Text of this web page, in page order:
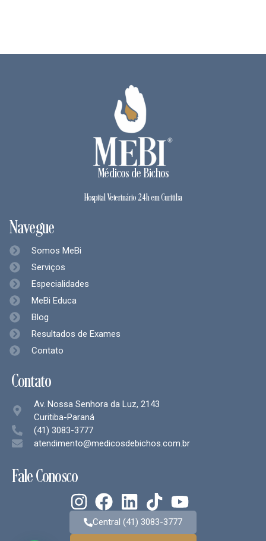
Médicos de Bichos
Hospital Veterinário 24h em Curitiba
Navegue
Somos MeBi
Serviços
Especialidades
MeBi Educa
Blog
Resultados de Exames
Contato
Contato
Av. Nossa Senhora da Luz, 2143
Curitiba-Paraná
(41) 3083-3777
atendimento@medicosdebichos.com.br
Fale Conosco
Central (41) 3083-3777